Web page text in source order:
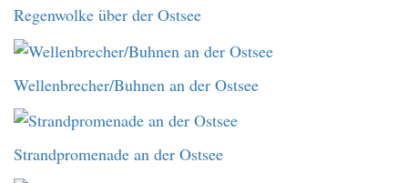
Regenwolke über der Ostsee
Wellenbrecher/Buhnen an der Ostsee
Strandpromenade an der Ostsee